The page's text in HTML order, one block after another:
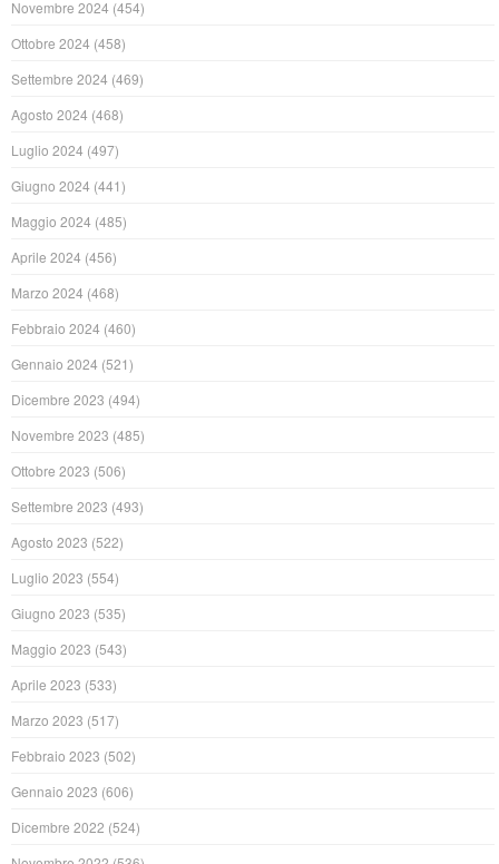
Novembre 2024 (454)
Ottobre 2024 (458)
Settembre 2024 (469)
Agosto 2024 (468)
Luglio 2024 (497)
Giugno 2024 (441)
Maggio 2024 (485)
Aprile 2024 (456)
Marzo 2024 (468)
Febbraio 2024 (460)
Gennaio 2024 (521)
Dicembre 2023 (494)
Novembre 2023 (485)
Ottobre 2023 (506)
Settembre 2023 (493)
Agosto 2023 (522)
Luglio 2023 (554)
Giugno 2023 (535)
Maggio 2023 (543)
Aprile 2023 (533)
Marzo 2023 (517)
Febbraio 2023 (502)
Gennaio 2023 (606)
Dicembre 2022 (524)